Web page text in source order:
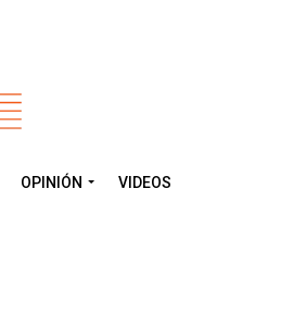
OPINIÓN VIDEOS